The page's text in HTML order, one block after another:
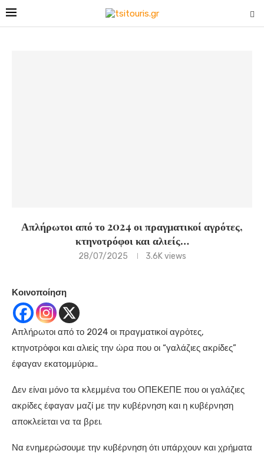
Απλήρωτοι από το 2024 οι πραγματικοί αγρότες,
κτηνοτρόφοι και αλιείς…
28/07/2025 3.6Kviews
Κοινοποίηση
Απλήρωτοι από το 2024 οι πραγματικοί αγρὀτες,
κτηνοτρὀφοι και αλιεἰς την ὠρα που οι “γαλάζιες ακρίδες”
έφαγαν εκατομμύρια..
Δεν είναι μόνο τα κλεμμένα του ΟΠΕΚΕΠΕ που οι γαλάζιες
ακρίδες έφαγαν μαζί με την κυβέρνηση και η κυβέρνηση
αποκλείεται να τα βρει.
Να ενημερώσουμε την κυβέρνηση ότι υπάρχουν και χρήματα